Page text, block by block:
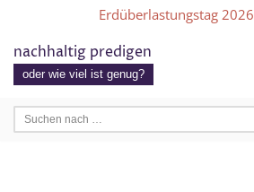
Zum
Inhalt
Erdüberlastungstag 2026
nachhaltig predigen
oder wie viel ist genug?